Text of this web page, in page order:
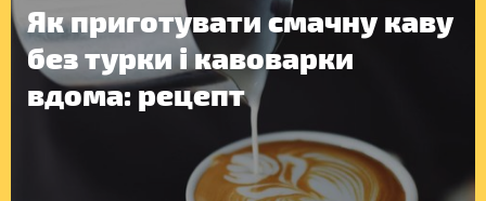
Як приготувати смачну каву
без турки і кавоварки
вдома: рецепт